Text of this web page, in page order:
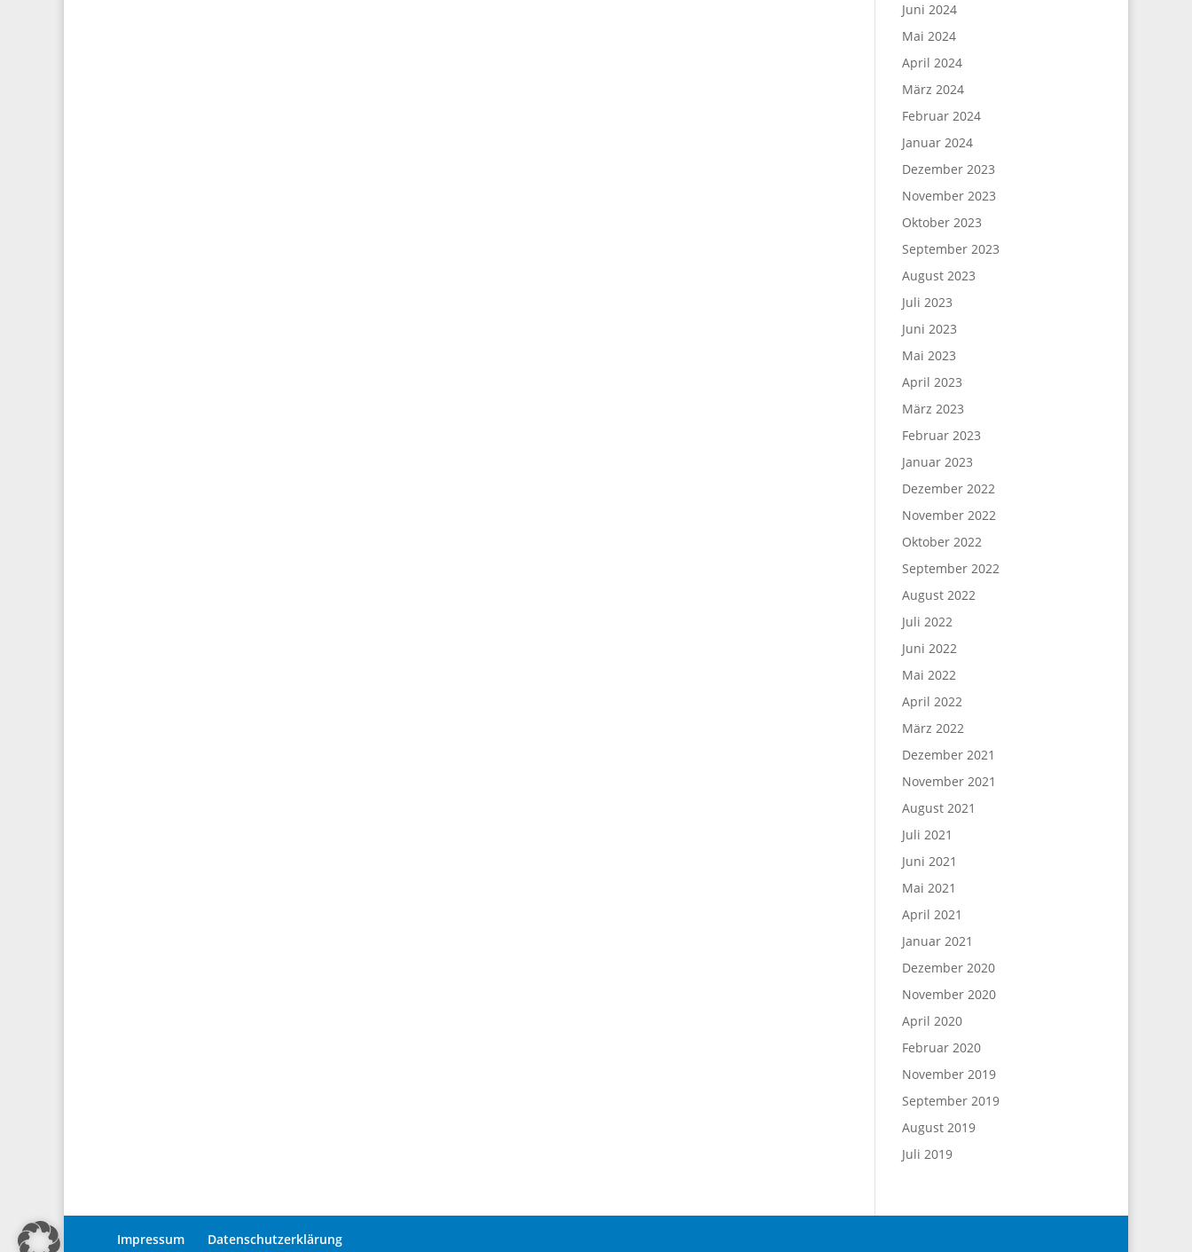
Juni 2024
Mai 2024
April 2024
März 2024
Februar 2024
Januar 2024
Dezember 2023
November 2023
Oktober 2023
September 2023
August 2023
Juli 2023
Juni 2023
Mai 2023
April 2023
März 2023
Februar 2023
Januar 2023
Dezember 2022
November 2022
Oktober 2022
September 2022
August 2022
Juli 2022
Juni 2022
Mai 2022
April 2022
März 2022
Dezember 2021
November 2021
August 2021
Juli 2021
Juni 2021
Mai 2021
April 2021
Januar 2021
Dezember 2020
November 2020
April 2020
Februar 2020
November 2019
September 2019
August 2019
Juli 2019
Impressum Datenschutzerklärung